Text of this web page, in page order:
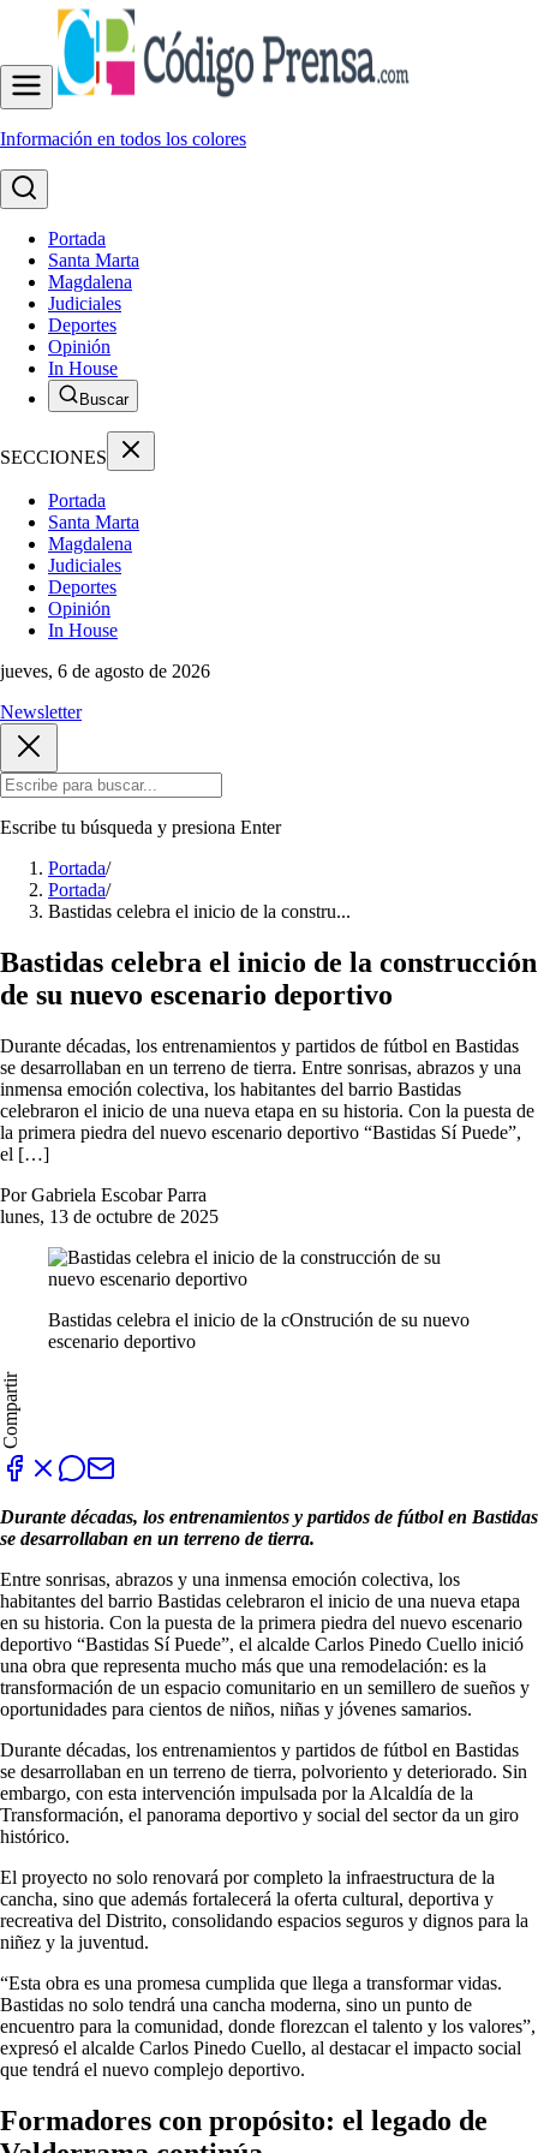
Información en todos los colores
Portada
Santa Marta
Magdalena
Judiciales
Deportes
Opinión
In House
Buscar
SECCIONES
Portada
Santa Marta
Magdalena
Judiciales
Deportes
Opinión
In House
jueves, 6 de agosto de 2026
Newsletter
Escribe tu búsqueda y presiona Enter
Portada/
Portada/
Bastidas celebra el inicio de la constru...
Bastidas celebra el inicio de la construcción
de su nuevo escenario deportivo
Durante décadas, los entrenamientos y partidos de fútbol en Bastidas
se desarrollaban en un terreno de tierra. Entre sonrisas, abrazos y una
inmensa emoción colectiva, los habitantes del barrio Bastidas
celebraron el inicio de una nueva etapa en su historia. Con la puesta de
la primera piedra del nuevo escenario deportivo “Bastidas Sí Puede”,
el […]
Por Gabriela Escobar Parra
lunes, 13 de octubre de 2025
Bastidas celebra el inicio de la cOnstrución de su nuevo
escenario deportivo
Compartir
Durante décadas, los entrenamientos y partidos de fútbol en Bastidas
se desarrollaban en un terreno de tierra.
Entre sonrisas, abrazos y una inmensa emoción colectiva, los
habitantes del barrio Bastidas celebraron el inicio de una nueva etapa
en su historia. Con la puesta de la primera piedra del nuevo escenario
deportivo “Bastidas Sí Puede”, el alcalde Carlos Pinedo Cuello inició
una obra que representa mucho más que una remodelación: es la
transformación de un espacio comunitario en un semillero de sueños y
oportunidades para cientos de niños, niñas y jóvenes samarios.
Durante décadas, los entrenamientos y partidos de fútbol en Bastidas
se desarrollaban en un terreno de tierra, polvoriento y deteriorado. Sin
embargo, con esta intervención impulsada por la Alcaldía de la
Transformación, el panorama deportivo y social del sector da un giro
histórico.
El proyecto no solo renovará por completo la infraestructura de la
cancha, sino que además fortalecerá la oferta cultural, deportiva y
recreativa del Distrito, consolidando espacios seguros y dignos para la
niñez y la juventud.
“Esta obra es una promesa cumplida que llega a transformar vidas.
Bastidas no solo tendrá una cancha moderna, sino un punto de
encuentro para la comunidad, donde florezcan el talento y los valores”,
expresó el alcalde Carlos Pinedo Cuello, al destacar el impacto social
que tendrá el nuevo complejo deportivo.
Formadores con propósito: el legado de